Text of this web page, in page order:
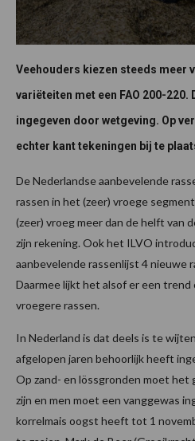
Veehouders kiezen steeds meer
variëteiten met een FAO 200-220.
ingegeven door wetgeving. Op
echter kant tekeningen bij te
De Nederlandse aanbevelende
rassen in het (zeer) vroege
(zeer) vroeg meer dan de helft van
zijn rekening. Ook het ILVO
aanbevelende rassenlijst 4 nieuwe
Daarmee lijkt het alsof er een
vroegere rassen.
In Nederland is dat deels is te
afgelopen jaren behoorlijk heeft
Op zand- en lössgronden moet
zijn en men moet een vanggewas
korrelmais oogst heeft tot 1